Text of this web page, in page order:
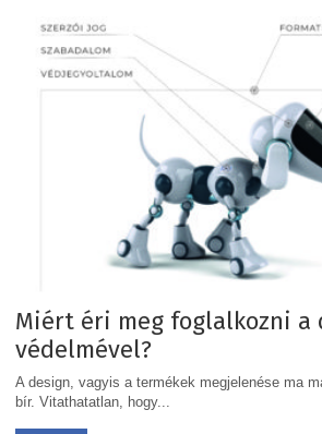
Miért éri meg foglalkozni a
védelmével?
A design, vagyis a termékek megjelenése ma
bír. Vitathatatlan, hogy...